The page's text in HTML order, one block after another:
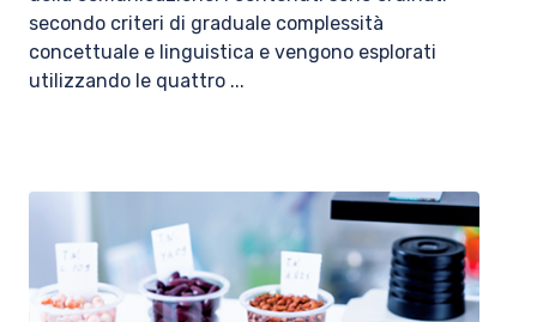
secondo criteri di graduale complessità
concettuale e linguistica e vengono esplorati
utilizzando le quattro ...